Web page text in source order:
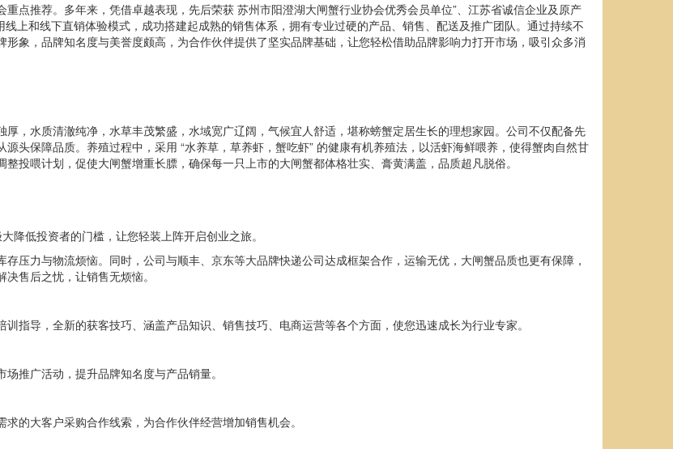
重点推荐。多年来，凭借卓越表现，先后荣获 苏州市阳澄湖大闸蟹行业协会优秀会员单位”、江苏省诚信企业及原产
线上和线下直销体验模式，成功搭建起成熟的销售体系，拥有专业过硬的产品、销售、配送及推广团队。通过持续不
象，品牌知名度与美誉度颇高，为合作伙伴提供了坚实品牌基础，让您轻松借助品牌影响力打开市场，吸引众多消
，水质清澈纯净，水草丰茂繁盛，水域宽广辽阔，气候宜人舒适，堪称螃蟹定居生长的理想家园。公司不仅配备先
源头保障品质。养殖过程中，采用 “水养草，草养虾，蟹吃虾” 的健康有机养殖法，以活虾海鲜喂养，使得蟹肉自然甘
整投喂计划，促使大闸蟹增重长膘，确保每一只上市的大闸蟹都体格壮实、膏黄满盖，品质超凡脱俗。
降低投资者的门槛，让您轻装上阵开启创业之旅。
存压力与物流烦恼。同时， 公司与顺丰、京东等大品牌快递公司达成框架合作，运输无优，大闸蟹品质也更有保障，
决售后之忧，让销售无烦恼。
指导， 全新的获客技巧、 涵盖产品知识、销售技巧、 电商运营等各个方面，使您迅速成长为行业专家。
推广活动，提升品牌知名度与产品销量。
求的大客户采购合作线索，为合作伙伴经营增加销售机会。